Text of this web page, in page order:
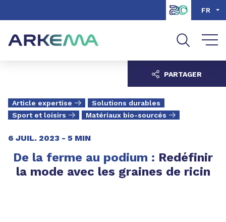
Aller à la recherche
FR
Article expertise
Solutions durables
Sport et loisirs
Matériaux bio-sourcés
6 JUIL. 2023 - 5 MIN
De la ferme au podium : Redéfinir
la mode avec les graines de ricin
PARTAGER